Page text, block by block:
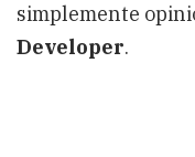
simplemente
Developer.